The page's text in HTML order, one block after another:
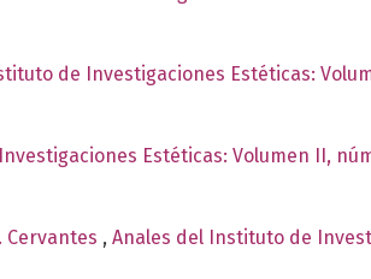
de Investigaciones Estéticas:
Estéticas: Volumen II,
Cervantes , Anales del Instituto de